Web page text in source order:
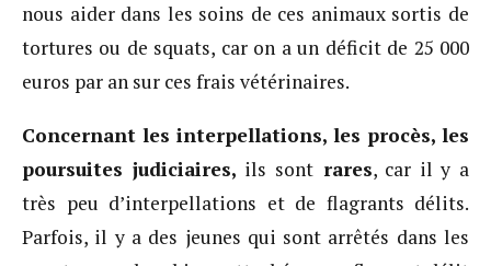
nous aider dans les soins de ces animaux sortis de
tortures ou de squats, car on a un déficit de 25 000
euros par an sur ces frais vétérinaires.
Concernant les interpellations, les procès, les
poursuites judiciaires, ils sontrares, car il y a
très peu d’interpellations et de flagrants délits.
Parfois, il y a des jeunes qui sont arrêtés dans les